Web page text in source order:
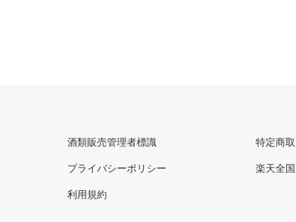
酒類販売管理者標識
プライバシーポリシー
利用規約
特定商
楽天全